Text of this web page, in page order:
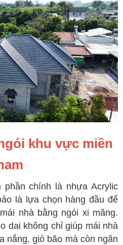
khu vực miền
chính là nhựa Acrylic
là lựa chọn hàng đầu để
nhà bằng ngói xi măng.
dai không chỉ giúp mái nhà
nắng, gió bão mà còn ngăn